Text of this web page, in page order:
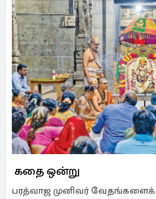
கதை ஒன்று
பரத்வாஜ முனிவர்